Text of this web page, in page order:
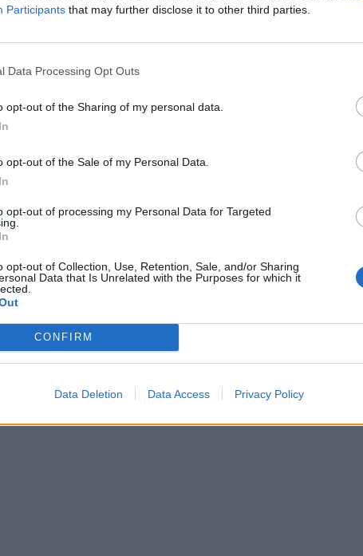
Participants that may further disclose it to other third parties.
Data Processing Opt Outs
opt-out of the Sharing of my personal data.
opt-out of the Sale of my Personal Data.
opt-out of processing my Personal Data for Targeted
opt-out of Collection, Use, Retention, Sale, and/or Sharing
Data that Is Unrelated with the Purposes for which it
CONFIRM
Data Deletion Data Access Privacy Policy
στην
Υπηρεσία
τους – Οι καταγγελίες για
7 Αυγούστου 2026